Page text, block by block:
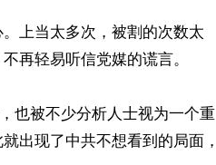
上当太多次，被割的次数太
再轻易听信党媒的谎言。
也被不少分析人士视为一个重
出现了中共不想看到的局面，